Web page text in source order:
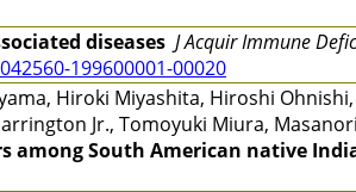
diseases J Acquir Immune
199600001-00020
Hiroki Miyashita, Hiroshi
Jr., Tomoyuki Miura,
among South American native